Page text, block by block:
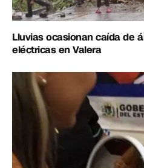
Lluvias ocasionan caída de
eléctricas en Valera